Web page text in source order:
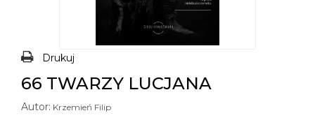
Drukuj
66 TWARZY LUCJANA
Autor: Krzemień Filip